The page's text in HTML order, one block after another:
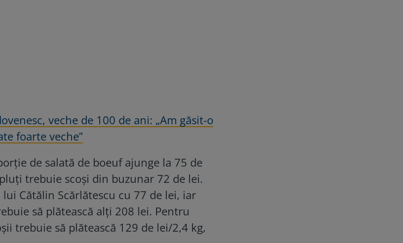
veche de 100 de ani: „Am găsit-o
foarte veche”
de salată de boeuf ajunge la 75 de
trebuie scoși din buzunar 72 de lei.
Cătălin Scărlătescu cu 77 de lei, iar
să plătească alți 208 lei. Pentru
trebuie să plătească 129 de lei/2,4 kg,